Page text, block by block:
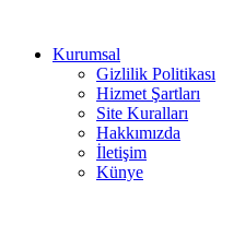
Kurumsal
Gizlilik Politikası
Hizmet Şartları
Site Kuralları
Hakkımızda
İletişim
Künye